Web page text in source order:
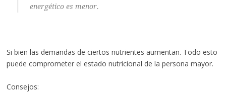
energético es menor.
Si bien las demandas de ciertos nutrientes aumentan. Todo esto
puede comprometer el estado nutricional de la persona mayor.
Consejos: